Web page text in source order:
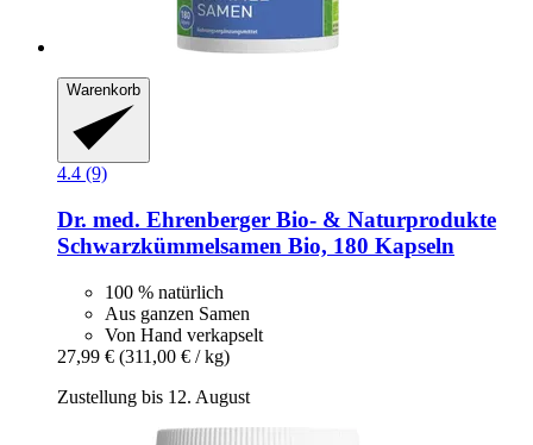
Warenkorb
4.4 (9)
Dr. med. Ehrenberger Bio- & Naturprodukte
Schwarzkümmelsamen Bio, 180 Kapseln
100 % natürlich
Aus ganzen Samen
Von Hand verkapselt
27,99 € (311,00 € / kg)
Zustellung bis 12. August